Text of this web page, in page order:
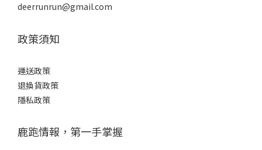
deerrunrun@gmail.com
政策須知
運送政策
退換貨政策
隱私政策
鹿跑情報，第一手掌握